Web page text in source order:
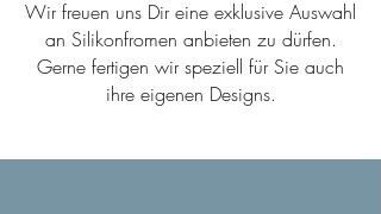
Wir freuen uns Dir eine exklusive Auswahl
an Silikonfromen anbieten zu dürfen.
Gerne fertigen wir speziell für Sie auch
ihre eigenen Designs.